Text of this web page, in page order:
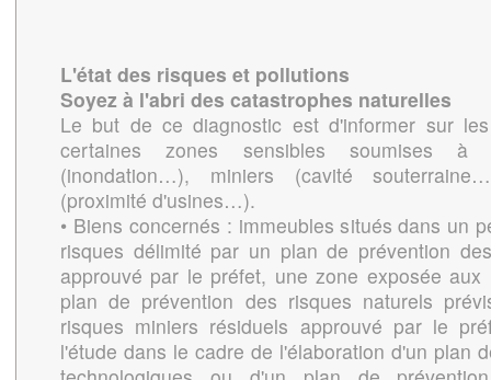
L'état des risques et pollutions
Soyez à l'abri des catastrophes naturelles
Le but de ce diagnostic est d'informer sur
certaines zones sensibles soumises à
(inondation…), miniers (cavité
(proximité d'usines…).
• Biens concernés : immeubles situés dans un
risques délimité par un plan de prévention
approuvé par le préfet, une zone exposée
plan de prévention des risques naturels
risques miniers résiduels approuvé par le
l'étude dans le cadre de l'élaboration d'un plan